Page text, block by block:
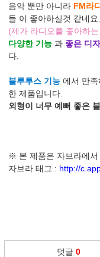
음악 뿐만 아니라 FM라
들 이 좋아하실것 같네요.
(제가 라디오를 좋아하
다양한 기능 과 좋은 디자
다.
블루투스 기능 에서 만족
한 제품입니다.
외형이 너무 예뻐 좋은
※ 본 제품은 자브라에서
자브라 태그 : http://
덧글 0